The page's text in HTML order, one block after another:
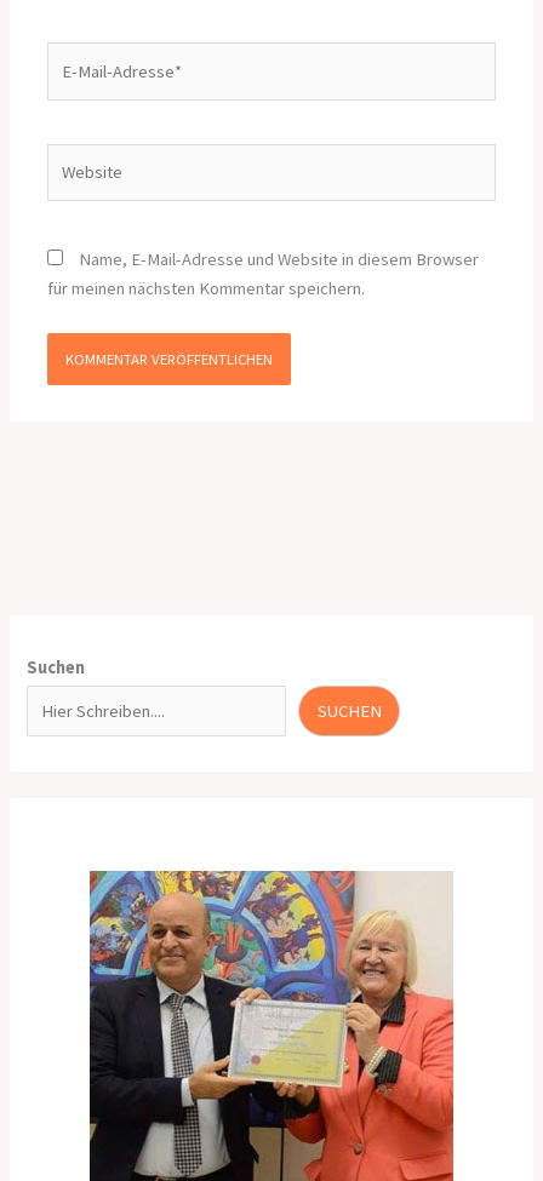
Mail-
Name, E-Mail-Adresse und Website in diesem Browser
für meinen nächsten Kommentar speichern.
Suchen
SUCHEN